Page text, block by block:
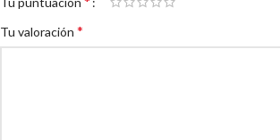
Tu valoración *